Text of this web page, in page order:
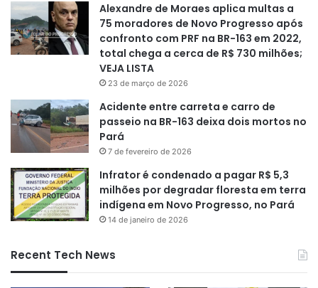
Alexandre de Moraes aplica multas a
75 moradores de Novo Progresso após
confronto com PRF na BR-163 em 2022,
total chega a cerca de R$ 730 milhões;
VEJA LISTA
23 de março de 2026
Acidente entre carreta e carro de
passeio na BR-163 deixa dois mortos no
Pará
7 de fevereiro de 2026
Infrator é condenado a pagar R$ 5,3
milhões por degradar floresta em terra
indígena em Novo Progresso, no Pará
14 de janeiro de 2026
Recent Tech News